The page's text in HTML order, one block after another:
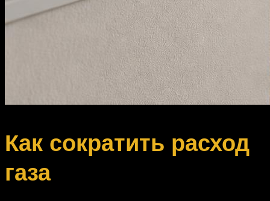
Как сократить расход
газа